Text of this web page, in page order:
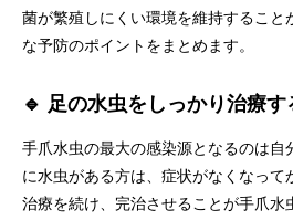
菌が繁殖しにくい環境を維持すること
な予防のポイントをまとめます。
🔹 足の水虫をしっかり治療す
手爪水虫の最大の感染源となるのは自
に水虫がある方は、症状がなくなって
治療を続け、完治させることが手爪水